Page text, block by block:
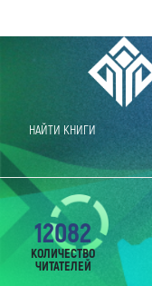
НАЙТИ КНИГИ
12082
КОЛИЧЕСТВО
ЧИТАТЕЛЕЙ